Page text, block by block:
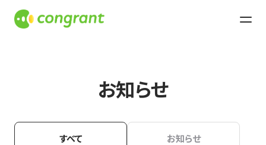
お知らせ
すべて お知らせ